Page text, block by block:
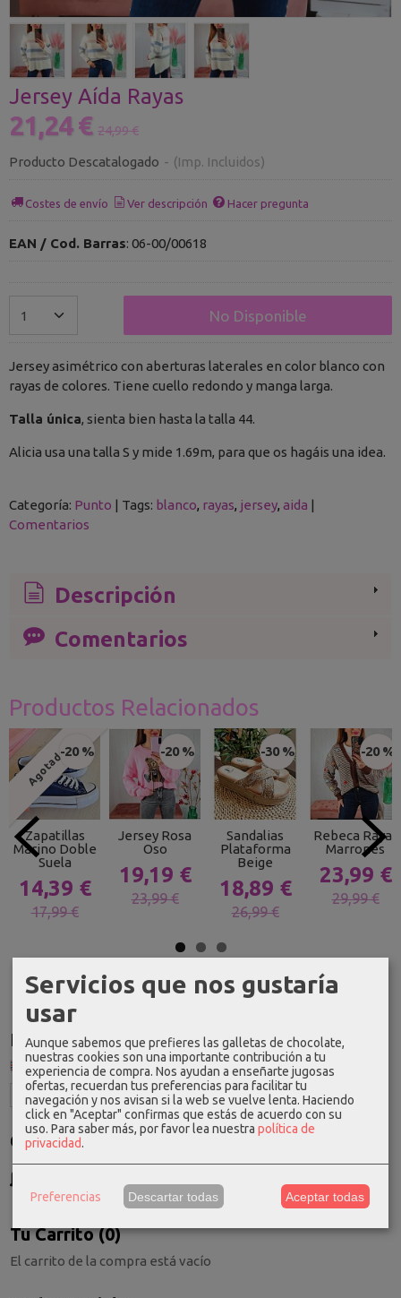
Idioma
Costes de Envío
GRATIS *
Consultar Destinos
Tu Carrito (0)
El carrito de la compra está vacío
Jersey Aída Rayas
21,24 € 24,99 €
Producto Descatalogado - (Imp. Incluidos)
Costes de envío Ver descripción Hacer pregunta
EAN / Cod. Barras: 06-00/00618
No Disponible
Jersey asimétrico con aberturas laterales en color blanco con
rayas de colores. Tiene cuello redondo y manga larga.
Talla única, sienta bien hasta la talla 44.
Alicia usa una talla S y mide 1.69m, para que os hagáis una idea.
Categoría: Punto | Tags: blanco rayas jersey aida |
Comentarios
Descripción
Comentarios
Productos Relacionados
Agotado-20 %
Zapatillas
Marino Doble
Suela
14,39 €
17,99 €
-20 %
Jersey Rosa
Oso
19,19 €
23,99 €
-30 %
Sandalias
Plataforma
Beige
18,89 €
26,99 €
-20 %
Rebeca Rayas
Marrones
23,99 €
29,99 €
Servicios que nos gustaría
usar
Aunque sabemos que prefieres las galletas de chocolate,
nuestras cookies son una importante contribución a tu
experiencia de compra. Nos ayudan a enseñarte jugosas
ofertas, recuerdan tus preferencias para facilitar tu
navegación y nos avisan si la web se vuelve lenta. Haciendo
click en "Aceptar" confirmas que estás de acuerdo con su
uso. Para saber más, por favor lea nuestra política de
privacidad.
Preferencias Descartar todas Aceptar todas